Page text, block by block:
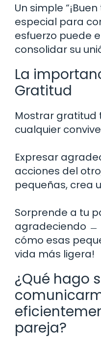
Un simple
especial para
esfuerzo puede
consolidar su
La
Gratitud
Mostrar gratitud
cualquier
Expresar
acciones del
pequeñas, crea
Sorprende a tu
agradeciendo
cómo esas
vida más ligera!
¿Qué hago
pareja?